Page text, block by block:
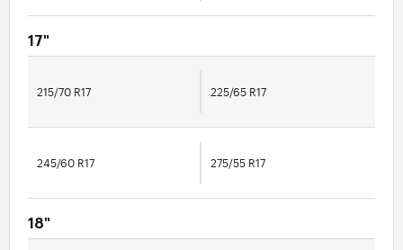
17"
215/70 R17 225/65 R17
245/60 R17 275/55 R17
18"